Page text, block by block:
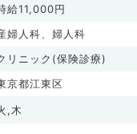
人科・婦人科／非常勤）
給11,000円
婦人科、婦人科
リニック(保険診療)
京都江東区
,木